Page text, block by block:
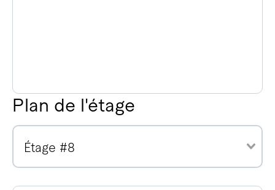
Plan de l'étage
Étage #8